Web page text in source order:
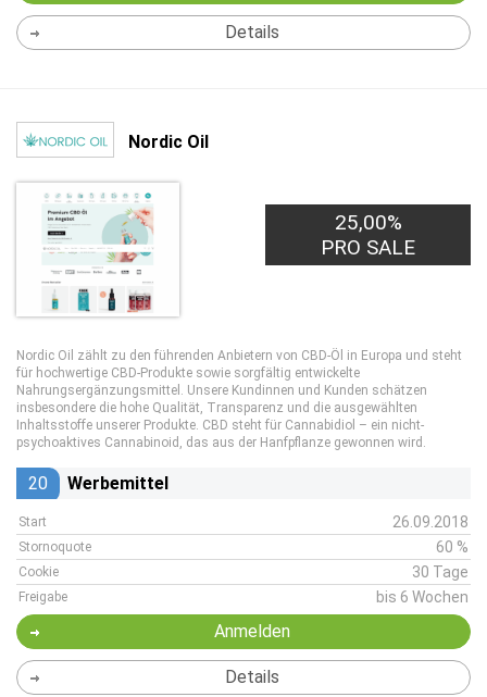
Details
Nordic Oil
25,00%
PRO SALE
Nordic Oil zählt zu den führenden Anbietern von CBD-Öl in Europa und steht
für hochwertige CBD-Produkte sowie sorgfältig entwickelte
Nahrungsergänzungsmittel. Unsere Kundinnen und Kunden schätzen
insbesondere die hohe Qualität, Transparenz und die ausgewählten
Inhaltsstoffe unserer Produkte. CBD steht für Cannabidiol – ein nicht-
psychoaktives Cannabinoid, das aus der Hanfpflanze gewonnen wird.
20 Werbemittel
Start 26.09.2018
Stornoquote 60 %
Cookie 30 Tage
Freigabe bis 6 Wochen
Anmelden
Details